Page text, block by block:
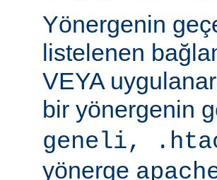
Yönergenin
listelenen
VEYA
bir yönergenin
geneli,
yönerge